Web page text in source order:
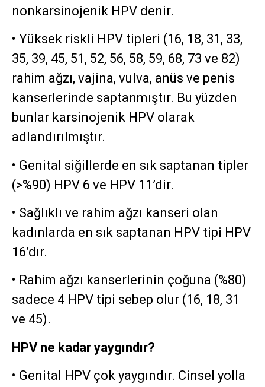
nonkarsinojenik HPV denir.
• Yüksek riskli HPV tipleri (16, 18, 31, 33,
35, 39, 45, 51, 52, 56, 58, 59, 68, 73 ve 82)
rahim ağzı, vajina, vulva, anüs ve penis
kanserlerinde saptanmıştır. Bu yüzden
bunlar karsinojenik HPV olarak
adlandırılmıştır.
• Genital siğillerde en sık saptanan tipler
(>%90) HPV 6 ve HPV 11’dir.
• Sağlıklı ve rahim ağzı kanseri olan
kadınlarda en sık saptanan HPV tipi HPV
16’dır.
• Rahim ağzı kanserlerinin çoğuna (%80)
sadece 4 HPV tipi sebep olur (16, 18, 31
ve 45).
HPV ne kadar yaygındır?
• Genital HPV çok yaygındır. Cinsel yolla